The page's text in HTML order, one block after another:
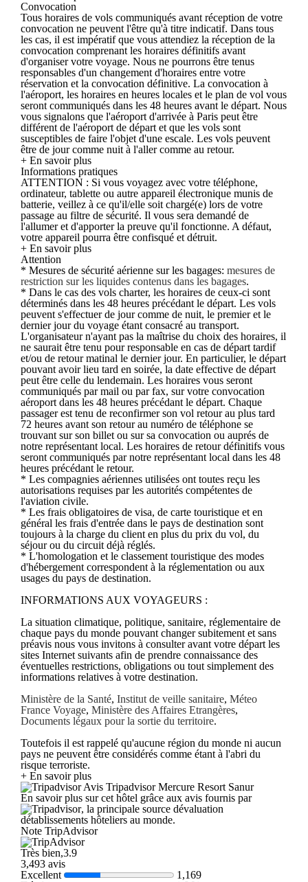
Convocation
Tous horaires de vols communiqués avant réception de votre
convocation ne peuvent l'être qu'à titre indicatif. Dans tous
les cas, il est impératif que vous attendiez la réception de la
convocation comprenant les horaires définitifs avant
d'organiser votre voyage. Nous ne pourrons être tenus
responsables d'un changement d'horaires entre votre
réservation et la convocation définitive. La convocation à
l'aéroport, les horaires en heures locales et le plan de vol vous
seront communiqués dans les 48 heures avant le départ. Nous
vous signalons que l'aéroport d'arrivée à Paris peut être
différent de l'aéroport de départ et que les vols sont
susceptibles de faire l'objet d'une escale. Les vols peuvent
être de jour comme nuit à l'aller comme au retour.
+ En savoir plus
Informations pratiques
ATTENTION : Si vous voyagez avec votre téléphone,
ordinateur, tablette ou autre appareil électronique munis de
batterie, veillez à ce qu'il/elle soit chargé(e) lors de votre
passage au filtre de sécurité. Il vous sera demandé de
l'allumer et d'apporter la preuve qu'il fonctionne. A défaut,
votre appareil pourra être confisqué et détruit.
+ En savoir plus
Attention
* Mesures de sécurité aérienne sur les bagages: mesures de
restriction sur les liquides contenus dans les bagages.
* Dans le cas des vols charter, les horaires de ceux-ci sont
déterminés dans les 48 heures précédant le départ. Les vols
peuvent s'effectuer de jour comme de nuit, le premier et le
dernier jour du voyage étant consacré au transport.
L'organisateur n'ayant pas la maîtrise du choix des horaires, il
ne saurait être tenu pour responsable en cas de départ tardif
et/ou de retour matinal le dernier jour. En particulier, le départ
pouvant avoir lieu tard en soirée, la date effective de départ
peut être celle du lendemain. Les horaires vous seront
communiqués par mail ou par fax, sur votre convocation
aéroport dans les 48 heures précédant le départ. Chaque
passager est tenu de reconfirmer son vol retour au plus tard
72 heures avant son retour au numéro de téléphone se
trouvant sur son billet ou sur sa convocation ou auprés de
notre représentant local. Les horaires de retour définitifs vous
seront communiqués par notre représentant local dans les 48
heures précédant le retour.
* Les compagnies aériennes utilisées ont toutes reçu les
autorisations requises par les autorités compétentes de
l'aviation civile.
* Les frais obligatoires de visa, de carte touristique et en
général les frais d'entrée dans le pays de destination sont
toujours à la charge du client en plus du prix du vol, du
séjour ou du circuit déjà réglés.
* L'homologation et le classement touristique des modes
d'hébergement correspondent à la réglementation ou aux
usages du pays de destination.
INFORMATIONS AUX VOYAGEURS :
La situation climatique, politique, sanitaire, réglementaire de
chaque pays du monde pouvant changer subitement et sans
préavis nous vous invitons à consulter avant votre départ les
sites Internet suivants afin de prendre connaissance des
éventuelles restrictions, obligations ou tout simplement des
informations relatives à votre destination.
Ministère de la Santé, Institut de veille sanitaire, Méteo
France Voyage, Ministère des Affaires Etrangères,
Documents légaux pour la sortie du territoire.
Toutefois il est rappelé qu'aucune région du monde ni aucun
pays ne peuvent être considérés comme étant à l'abri du
risque terroriste.
+ En savoir plus
Avis Tripadvisor Mercure Resort Sanur
En savoir plus sur cet hôtel grâce aux avis fournis par
, la principale source dévaluation
détablissements hôteliers au monde.
Note TripAdvisor
Très bien,3.9
3,493 avis
Excellent
1,169